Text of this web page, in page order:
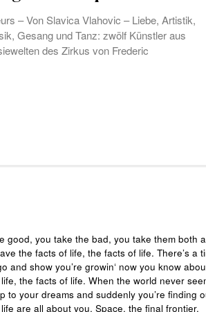
– Von Slavica Vlahovic – Liebe, Artistik,
Gesang und Tanz: zwölf Künstler aus
des Zirkus von Frederic
good, you take the bad, you take them both
the facts of life, the facts of life. There’s a
and show you’re growin‘ now you know
the facts of life. When the world never
to your dreams and suddenly you’re finding
are all about you. Space, the final frontier.